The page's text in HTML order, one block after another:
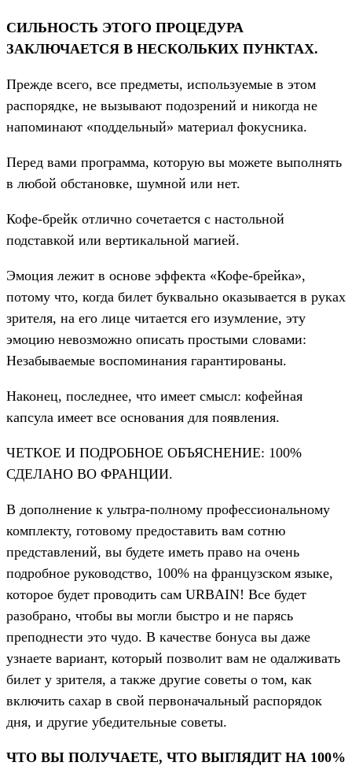
СИЛЬНОСТЬ ЭТОГО ПРОЦЕДУРА
ЗАКЛЮЧАЕТСЯ В НЕСКОЛЬКИХ ПУНКТАХ.
Прежде всего, все предметы, используемые в этом
распорядке, не вызывают подозрений и никогда не
напоминают «поддельный» материал фокусника.
Перед вами программа, которую вы можете выполнять
в любой обстановке, шумной или нет.
Кофе-брейк отлично сочетается с настольной
подставкой или вертикальной магией.
Эмоция лежит в основе эффекта «Кофе-брейка»,
потому что, когда билет буквально оказывается в руках
зрителя, на его лице читается его изумление, эту
эмоцию невозможно описать простыми словами:
Незабываемые воспоминания гарантированы.
Наконец, последнее, что имеет смысл: кофейная
капсула имеет все основания для появления.
ЧЕТКОЕ И ПОДРОБНОЕ ОБЪЯСНЕНИЕ: 100%
СДЕЛАНО ВО ФРАНЦИИ.
В дополнение к ультра-полному профессиональному
комплекту, готовому предоставить вам сотню
представлений, вы будете иметь право на очень
подробное руководство, 100% на французском языке,
которое будет проводить сам URBAIN! Все будет
разобрано, чтобы вы могли быстро и не парясь
преподнести это чудо. В качестве бонуса вы даже
узнаете вариант, который позволит вам не одалживать
билет у зрителя, а также другие советы о том, как
включить сахар в свой первоначальный распорядок
дня, и другие убедительные советы.
ЧТО ВЫ ПОЛУЧАЕТЕ, ЧТО ВЫГЛЯДИТ НА 100%